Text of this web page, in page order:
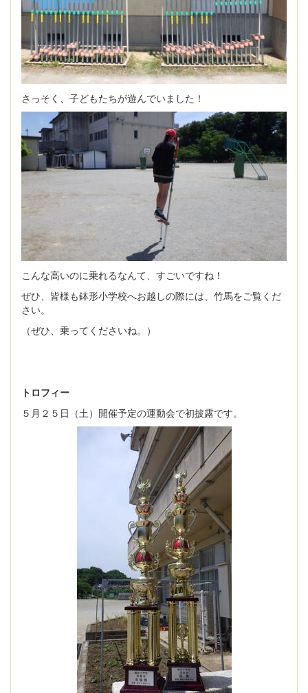
さっそく、子どもたちが遊んでいました！
こんな高いのに乗れるなんて、すごいですね！
ぜひ、皆様も鉢形小学校へお越しの際には、竹馬をご覧くだ
さい。
（ぜひ、乗ってくださいね。）
トロフィー
５月２５日（土）開催予定の運動会で初披露です。